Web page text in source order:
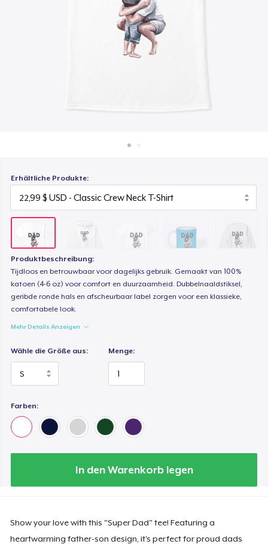
Überall verkaufen
Etwas verkaufen
Erhältliche Produkte:
Produktbeschreibung:
Tijdloos en betrouwbaar voor dagelijks gebruik. Gemaakt van 100%
katoen (4-6 oz) voor comfort en duurzaamheid. Dubbelnaaldstiksel,
geribde ronde hals en afscheurbaar label zorgen voor een klassieke,
comfortabele look.
Mehr Details Anzeigen
Wähle die Größe aus: Menge:
Farben:
In den Warenkorb legen
Show your love with this "Super Dad" tee! Featuring a
heartwarming father-son design, it’s perfect for proud dads
30,99 $